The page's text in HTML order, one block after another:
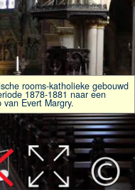
rooms-katholieke gebouwd
1878-1881 naar een
van Evert Margry.